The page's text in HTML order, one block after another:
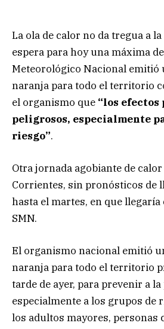
La ola de calor no da tregua a
espera para hoy una máxima
Meteorológico Nacional emitió
naranja para todo el territorio
el organismo que “los efectos
peligrosos, especialmente
riesgo”.
Otra jornada agobiante de
Corrientes, sin pronósticos de
hasta el martes, en que llegaría
SMN.
El organismo nacional emitió
naranja para todo el territorio
tarde de ayer, para prevenir a
especialmente a los grupos de
los adultos mayores, personas